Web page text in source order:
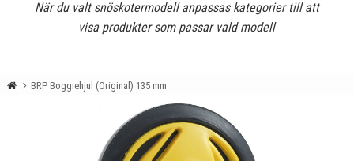
När du valt snöskotermodell anpassas kategorier till att
visa produkter som passar vald modell
BRP Boggiehjul (Original) 135 mm